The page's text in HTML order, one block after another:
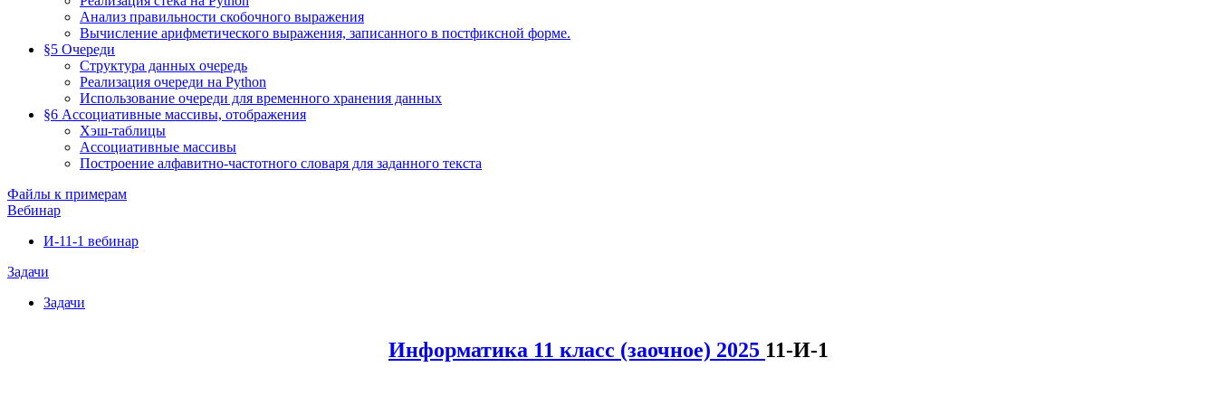
Анализ правильности скобочного выражения
Вычисление арифметического выражения, записанного в постфиксной форме.
§5 Очереди
Структура данных очередь
Реализация очереди на Python
Использование очереди для временного хранения данных
§6 Ассоциативные массивы, отображения
Хэш-таблицы
Ассоциативные массивы
Построение алфавитно-частотного словаря для заданного текста
Файлы к примерам
Вебинар
И-11-1 вебинар
Задачи
Задачи
Информатика 11 класс (заочное) 2025 11-И-1